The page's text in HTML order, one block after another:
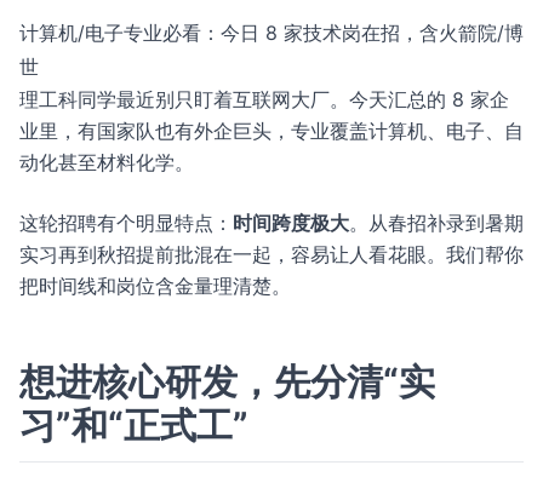
计算机/电子专业必看：今日 8 家技术岗在招，含火箭院/博
世
理工科同学最近别只盯着互联网大厂。今天汇总的 8 家企
业里，有国家队也有外企巨头，专业覆盖计算机、电子、自
动化甚至材料化学。
这轮招聘有个明显特点： 时间跨度极大。从春招补录到暑期
实习再到秋招提前批混在一起，容易让人看花眼。我们帮你
把时间线和岗位含金量理清楚。
想进核心研发，先分清“实
习”和“正式工”